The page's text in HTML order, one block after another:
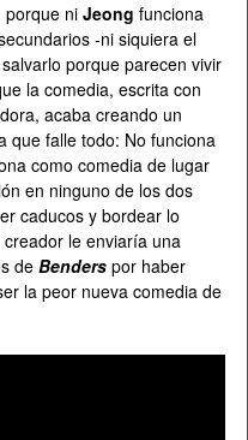
porque ni Jeong funciona
-ni siquiera el
porque parecen vivir
la comedia, escrita con
acaba creando un
que falle todo: No funciona
como comedia de lugar
en ninguno de los dos
caducos y bordear lo
le enviaría una
de Benders por haber
la peor nueva comedia de